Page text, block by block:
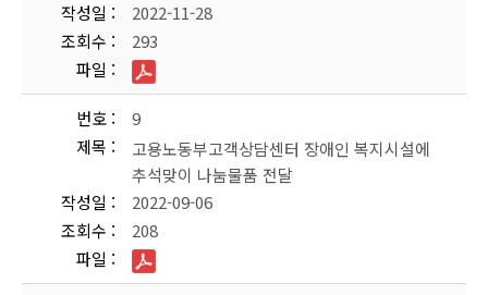
작성일
2022-11-28
조회수
293
파일
번호
9
제목
고용노동부고객상담센터 장애인 복지시설에
추석맞이 나눔물품 전달
작성일
2022-09-06
조회수
208
파일